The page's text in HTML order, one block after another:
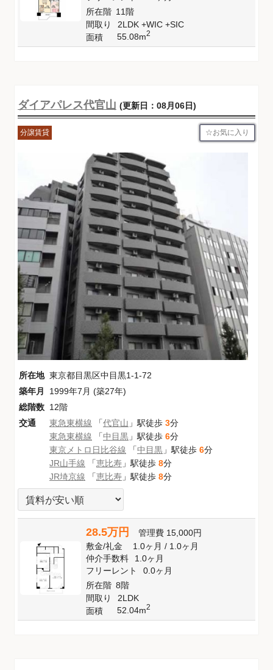
所在階 11階
間取り
2LDK +WIC +SIC
面積
55.08m2
ダイアパレス代官山 (更新日：08月06日)
分譲賃貸 お気に入り
所在地 東京都目黒区中目黒1-1-72
築年月
1999年7月 (築27年)
総階数 12階
交通
東急東横線 「代官山 」駅徒歩 3分
東急東横線 「中目黒 」駅徒歩 6分
東京メトロ日比谷線 「中目黒 」駅徒歩 6分
JR山手線 「恵比寿 」駅徒歩 8分
JR埼京線 「恵比寿 」駅徒歩 8分
28.5万円 管理費 15,000円
敷金/礼金 1.0ヶ月/ 1.0ヶ月
仲介手数料
1.0ヶ月
フリーレント
0.0ヶ月
所在階 8階
間取り
2LDK
面積
52.04m2